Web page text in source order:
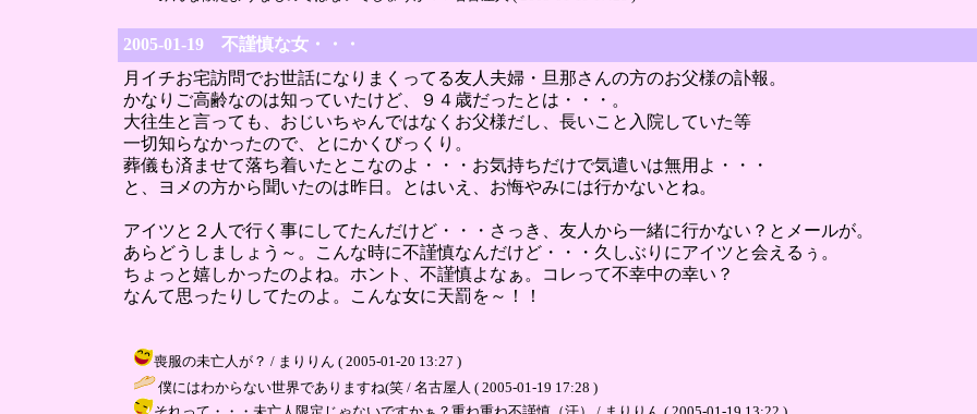
2005-01-19 不謹慎な女・・・
月イチお宅訪問でお世話になりまくってる友人夫婦・旦那さんの方のお父様の訃報。
かなりご高齢なのは知っていたけど、９４歳だったとは・・・。
大往生と言っても、おじいちゃんではなくお父様だし、長いこと入院していた等
一切知らなかったので、とにかくびっくり。
葬儀も済ませて落ち着いたとこなのよ・・・お気持ちだけで気遣いは無用よ・・・
と、ヨメの方から聞いたのは昨日。とはいえ、お悔やみには行かないとね。
アイツと２人で行く事にしてたんだけど・・・さっき、友人から一緒に行かない？とメールが。
あらどうしましょう～。こんな時に不謹慎なんだけど・・・久しぶりにアイツと会えるぅ。
ちょっと嬉しかったのよね。ホント、不謹慎よなぁ。コレって不幸中の幸い？
なんて思ったりしてたのよ。こんな女に天罰を～！！
喪服の未亡人が？ / まりりん ( 2005-01-20 13:27 )
僕にはわからない世界でありますね(笑 / 名古屋人 ( 2005-01-19 17:28 )